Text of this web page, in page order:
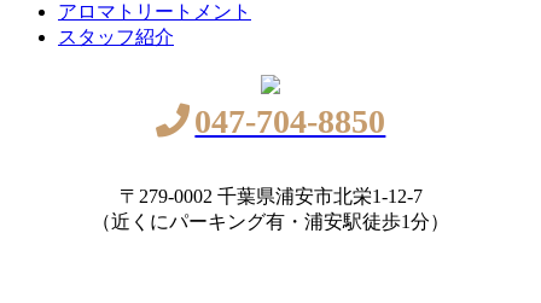
アロマトリートメント
スタッフ紹介
047-704-8850
〒279-0002 千葉県浦安市北栄1-12-7
（近くにパーキング有・浦安駅徒歩1分）